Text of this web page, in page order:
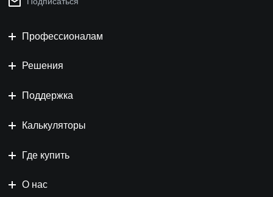
Профессионалам
Решения
Поддержка
Калькуляторы
Где купить
О нас